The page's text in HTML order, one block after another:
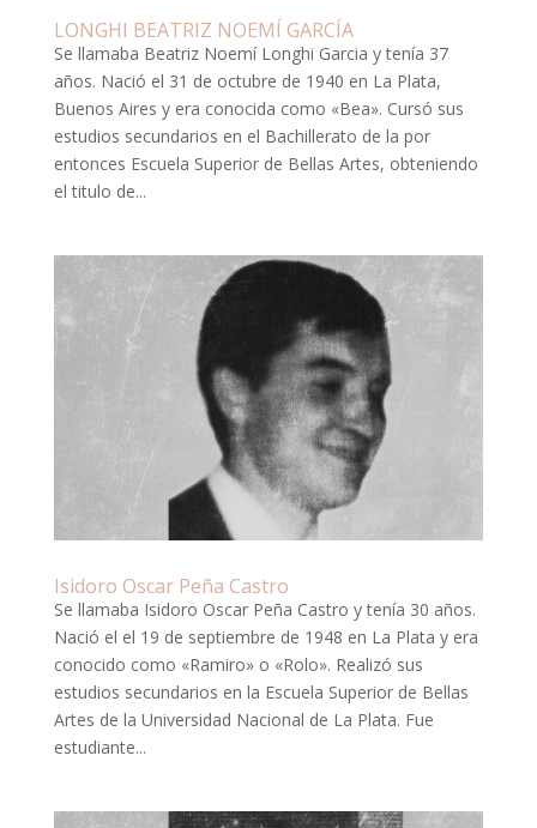
LONGHI BEATRIZ NOEMÍ GARCÍA
Se llamaba Beatriz Noemí Longhi Garcia y tenía 37
años. Nació el 31 de octubre de 1940 en La Plata,
Buenos Aires y era conocida como «Bea». Cursó sus
estudios secundarios en el Bachillerato de la por
entonces Escuela Superior de Bellas Artes, obteniendo
el titulo de...
Isidoro Oscar Peña Castro
Se llamaba Isidoro Oscar Peña Castro y tenía 30 años.
Nació el el 19 de septiembre de 1948 en La Plata y era
conocido como «Ramiro» o «Rolo». Realizó sus
estudios secundarios en la Escuela Superior de Bellas
Artes de la Universidad Nacional de La Plata. Fue
estudiante...